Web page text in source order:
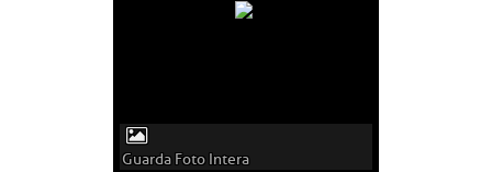
Guarda Foto Intera